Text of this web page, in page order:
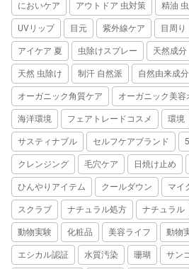
においケア アウトドア 虫対策 精油
UVリップ 目元 紫外線ケア 目周り
アイケア 夏 虫除けスプレー 天然成分
天然 虫除け 制汗 自然派 自然由来成分
オーガニック角質ケア オーガニック美容
海洋環境 フェアトレードコスメ 環境
サスティナブル セルフケアブランド
クレンジング 毛穴ケア 日焼け止め
ひんやりアイテム クールダウン マイ
スクラブ ナチュラル処方 ナチュラル
動物実験 化粧品 美容ライフ 動物
エシカル認証 水質汚染 珊瑚 サン